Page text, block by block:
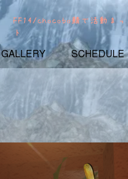
FF14/chocobo鯖で活動 ま
ト
GALLERY SCHEDULE